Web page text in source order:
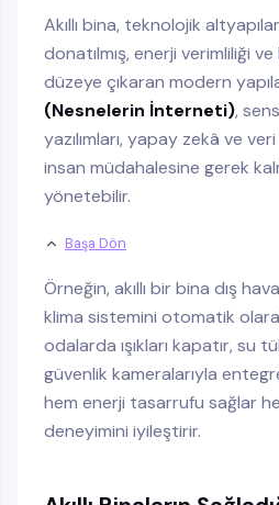
Akıllı bina, teknolojik
donatılmış, enerji verimliliği
düzeye çıkaran modern
(Nesnelerin İnterneti),
yazılımları, yapay zekâ ve
insan müdahalesine gerek
yönetebilir.
Başa Dön
Örneğin, akıllı bir bina dış hava
klima sistemini otomatik
odalarda ışıkları kapatır, su
güvenlik kameralarıyla
hem enerji tasarrufu sağlar
deneyimini iyileştirir.